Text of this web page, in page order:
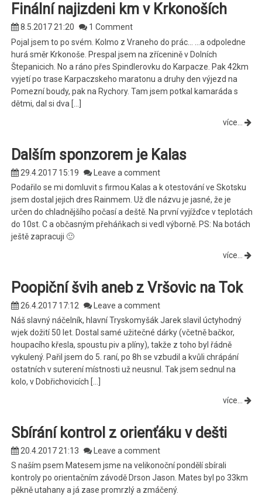
Finální najizdeni km v Krkonoších
8.5.2017 21:20
1 Comment
Pojal jsem to po svém. Kolmo z Vraneho do prác… …a odpoledne
hurá směr Krkonoše. Prespal jsem na zřícenině v Dolních
Štepanicich. No a ráno přes Spindlerovku do Karpacze. Pak 42km
vyjetí po trase Karpaczskeho maratonu a druhy den výjezd na
Pomezní boudy, pak na Rychory. Tam jsem potkal kamaráda s
dětmi, dal si dva […]
více...
Dalším sponzorem je Kalas
29.4.2017 15:19
Leave a comment
Podařilo se mi domluvit s firmou Kalas a k otestování ve Skotsku
jsem dostal jejich dres Rainmem. Už dle názvu je jasné, že je
určen do chladnějšího počasí a deště. Na první vyjížďce v teplotách
do 10st. C a občasným přeháňkach si vedl výborně. PS: Na botách
ještě zapracuji 🙂
více...
Poopiční švih aneb z Vršovic na Tok
26.4.2017 17:12
Leave a comment
Náš slavný náčelník, hlavní Tryskomyšák Jarek slavil úctyhodný
wjek dožití 50 let. Dostal samé užitečné dárky (včetně bačkor,
houpacího křesla, spoustu piv a plíny), takže z toho byl řádně
vykulený. Pařil jsem do 5. raní, po 8h se vzbudil a kvůli chrápání
ostatních v suterení místnosti už neusnul. Tak jsem sednul na
kolo, v Dobřichovicích […]
více...
Sbírání kontrol z orienťáku v dešti
20.4.2017 21:13
Leave a comment
S naším psem Matesem jsme na velikonoční pondělí sbírali
kontroly po orientačním závodě Drson Jason. Mates byl po 33km
pěkně utahany a já zase promrzlý a zmáčený.